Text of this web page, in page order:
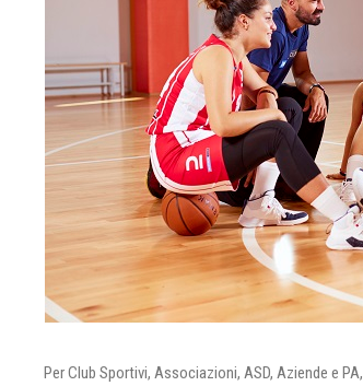
Per Club Sportivi, Associazioni, ASD, Aziende e PA,